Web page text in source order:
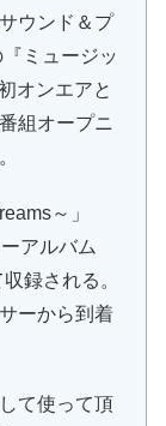
ウンド＆プ
ミュージッ
オンエアと
組オープニ
～」
アルバム
録される。
ーから到着
て使って頂